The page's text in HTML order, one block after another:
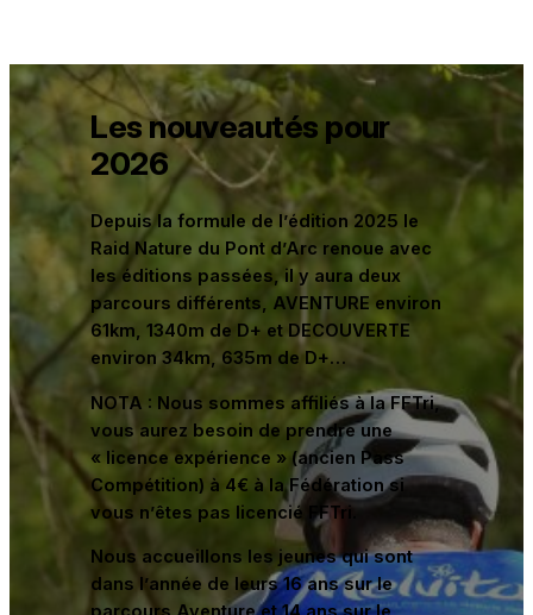
Les nouveautés pour
2026
Depuis la formule de l’édition 2025 le
Raid Nature du Pont d’Arc renoue avec
les éditions passées, il y aura deux
parcours différents, AVENTURE environ
61km, 1340m de D+ et DECOUVERTE
environ 34km, 635m de D+…
NOTA : Nous sommes affiliés à la FFTri,
vous aurez besoin de prendre une
« licence expérience » (ancien Pass
Compétition) à 4€ à la Fédération si
vous n’êtes pas licencié FFTri.
Nous accueillons les jeunes qui sont
dans l’année de leurs 16 ans sur le